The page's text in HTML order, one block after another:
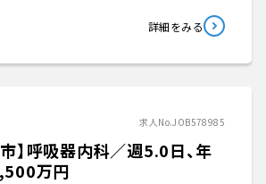
詳細をみる
求人No.JOB578985
】呼吸器内科／週5.0日、年
万円